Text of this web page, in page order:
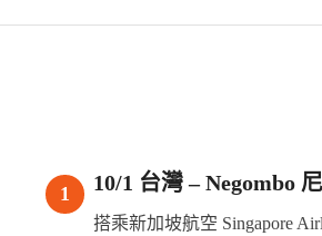
1 10/1 台灣 – Negombo
搭乘新加坡航空 Singapore